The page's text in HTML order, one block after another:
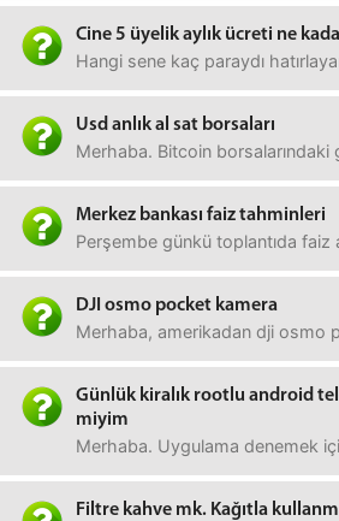
Cine 5 üyelik aylık ücreti ne
Hangi sene kaç paraydı
Usd anlık al sat borsaları
Merhaba. Bitcoin borsalarındaki
Merkez bankası faiz tahminleri
Perşembe günkü toplantıda faiz
DJI osmo pocket kamera
Merhaba, amerikadan dji osmo
Günlük kiralık rootlu android
miyim
Merhaba. Uygulama denemek
Filtre kahve mk. Kağıtla